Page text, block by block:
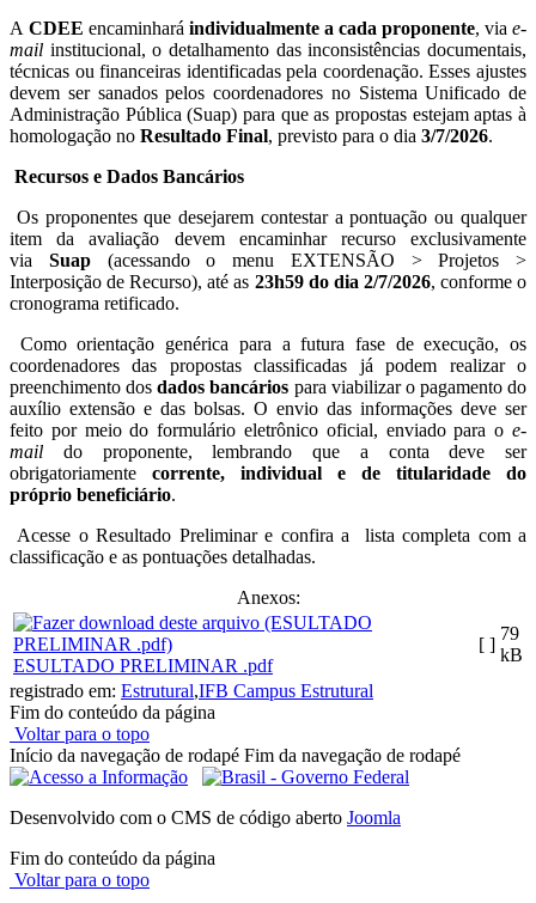
A CDEE encaminhará individualmente a cada proponente, via e-
mail institucional, o detalhamento das inconsistências documentais,
técnicas ou financeiras identificadas pela coordenação. Esses ajustes
devem ser sanados pelos coordenadores no Sistema Unificado de
Administração Pública (Suap) para que as propostas estejam aptas à
homologação no Resultado Final, previsto para o dia 3/7/2026.
Recursos e Dados Bancários
Os proponentes que desejarem contestar a pontuação ou qualquer
item da avaliação devem encaminhar recurso exclusivamente
via Suap(acessando o menu EXTENSÃO > Projetos >
Interposição de Recurso), até as 23h59 do dia 2/7/2026, conforme o
cronograma retificado.
Como orientação genérica para a futura fase de execução, os
coordenadores das propostas classificadas já podem realizar o
preenchimento dosdados bancários para viabilizar o pagamento do
auxílio extensão e das bolsas. O envio das informações deve ser
feito por meio do formulário eletrônico oficial, enviado para o e-
mail do proponente, lembrando que a conta deve ser
obrigatoriamente corrente, individual e de titularidade do
próprio beneficiário.
Acesse o Resultado Preliminar e confira a lista completa com a
classificação e as pontuações detalhadas.
Anexos:
ESULTADO PRELIMINAR .pdf
[ ]
79
kB
registrado em: Estrutural,IFB Campus Estrutural
Fim do conteúdo da página
Voltar para o topo
Início da navegação de rodapé Fim da navegação de rodapé
Desenvolvido com o CMS de código aberto Joomla
Fim do conteúdo da página
Voltar para o topo